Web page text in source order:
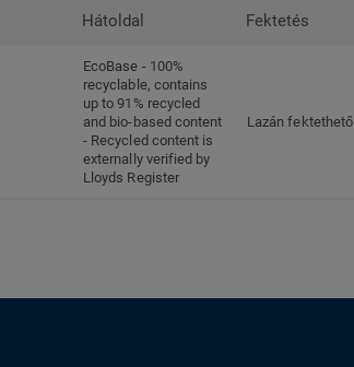
Hátoldal Fektetés
EcoBase - 100%
recyclable, contains
up to 91% recycled
and bio-based content
- Recycled content is
externally verified by
Lloyds Register
Lazán fektethető